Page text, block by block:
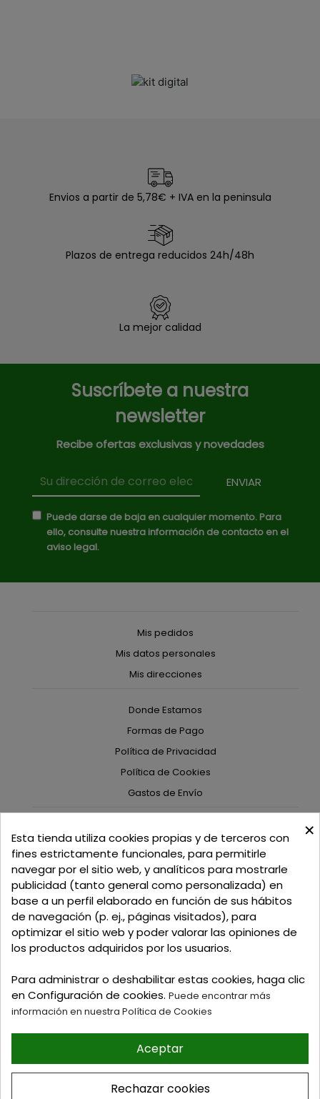
Envios a partir de 5,78€ + IVA en la peninsula
Plazos de entrega reducidos 24h/48h
La mejor calidad
Suscríbete a nuestra
newsletter
Recibe ofertas exclusivas y novedades
Puede darse de baja en cualquier momento. Para
ello, consulte nuestra información de contacto en el
aviso legal.
Mis pedidos
Mis datos personales
Mis direcciones
Donde Estamos
Formas de Pago
Política de Privacidad
Política de Cookies
Gastos de Envío
C/ Delgadillo Nº 7 - Local 1 - 45600
Talavera de la Reina - Toledo - (España)
Llamadnos:+34 925 82 02 19 o625 654 791
Email: curtidosytapicerias@gmail.com
Verano:
Mañanas: de 09:00h a 13:30h
Invierno:
Mañanas: de 09:30h a 13:30h
Tardes: de 16:30h a 20:00h
© 2026 Tienda online de
Curtidos y Tapicerias y
articulos para Zapateria y
×
Esta tienda utiliza cookies propias y de terceros con
fines estrictamente funcionales, para permitirle
navegar por el sitio web, y analíticos para mostrarle
publicidad (tanto general como personalizada) en
base a un perfil elaborado en función de sus hábitos
de navegación (p. ej., páginas visitados), para
optimizar el sitio web y poder valorar las opiniones de
los productos adquiridos por los usuarios.
Para administrar o deshabilitar estas cookies, haga clic
en Configuración de cookies. Puede encontrar más
información en nuestra Política de Cookies
Aceptar
Rechazar cookies